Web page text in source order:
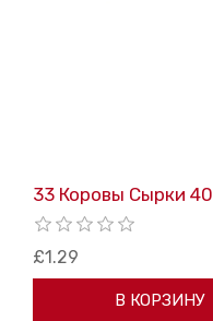
33 Коровы Сырки
£1.29
В КОРЗИНУ